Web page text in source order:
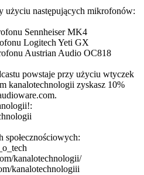
użyciu następujących mikrofonów:
Sennheiser MK4
Logitech Yeti GX
Austrian Audio OC818
powstaje przy użyciu wtyczek
kanalotechnologii zyskasz 10%
społecznościowych:
kanalotechnologii/⁠⁠⁠⁠⁠⁠⁠⁠⁠⁠⁠⁠⁠⁠⁠⁠⁠⁠⁠⁠⁠⁠⁠⁠⁠⁠⁠⁠⁠⁠⁠⁠⁠⁠⁠⁠⁠⁠⁠⁠⁠⁠⁠⁠⁠⁠⁠⁠⁠⁠⁠⁠⁠⁠⁠⁠⁠⁠⁠⁠⁠⁠⁠⁠⁠⁠⁠⁠⁠⁠⁠⁠⁠⁠⁠⁠⁠⁠⁠⁠⁠⁠⁠⁠⁠⁠⁠⁠⁠⁠⁠⁠⁠⁠⁠
kanalotechnologiii⁠⁠⁠⁠⁠⁠⁠⁠⁠⁠⁠⁠⁠⁠⁠⁠⁠⁠⁠⁠⁠⁠⁠⁠⁠⁠⁠⁠⁠⁠⁠⁠⁠⁠⁠⁠⁠⁠⁠⁠⁠⁠⁠⁠⁠⁠⁠⁠⁠⁠⁠⁠⁠⁠⁠⁠⁠⁠⁠⁠⁠⁠⁠⁠⁠⁠⁠⁠⁠⁠⁠⁠⁠⁠⁠⁠⁠⁠⁠⁠⁠⁠⁠⁠⁠⁠⁠⁠⁠⁠⁠⁠⁠⁠⁠